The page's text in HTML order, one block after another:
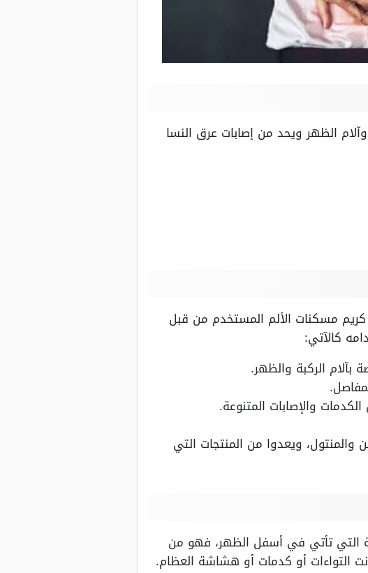
الظهر ويحد من إصابات عرق النسا
مسكنات الألم المستخدم من قبل
كالآتي:
الركبة والظهر.
والإصابات المتنوعة.
والمنتول، ويعدوا من المنتجات التي
التي تأتي في أسفل الظهر، فهو من
التواءات أو كدمات أو هشاشة العظام.